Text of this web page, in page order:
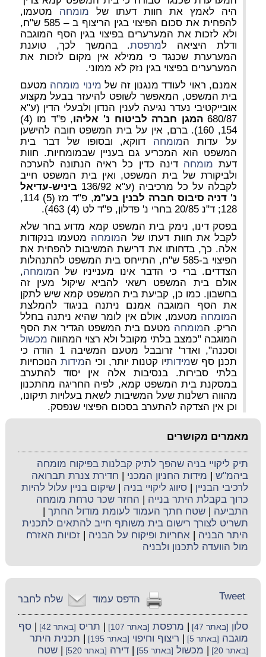
היה לאמץ את חוות דעתו של מומחה מטעמו,
להפחית את סכום הפיצוי בגין הריצוף ב – 585 ש"ח,
ולא לזכות את המערערים בפיצוי בגין הסף המוגבה
ודלת היציאה למרפסת. בהמשך לכך, טוענת
המערערת שכנגד כי ממילא אין מקום לזכות את
המערערים בפיצוי בגין נזק לא ממוני.
אמנם, ראוי לעודד מנגנון זה של מינוי מומחה מטעם
בית המשפט, המאפשר לשופט להיעזר בבעל מקצוע
אובייקטיבי נעדר נגיעה לענין הנדון ולבעלי הדין (ע"א
680/87 המגן חברה לביטוח נ' אליהו
, פ"ד מו (4)
154, 160). ברם, אין על בית המשפט חובה להישען
על עדות המומחה דווקא, ובסופו של דבר בית
המשפט הוא המכריע גם בעניין שבמומחיות. חוות
דעת מומחה דינה כדין כל ראיה הנתונה להערכה
ולביקורת של בית המשפט, ואין בית המשפט חייב
לקבלה על כל מרכיביה (ע"א 136/92
ביניש-עדיאל
נ' דניה סיבוס חברה לבנין בע"מ
, פ"ד מז (5) 114,
128; ד"נ 20/85 בחרי נ' פדלון, פ"ד לט (4) 463).
בפסק דינו, נימק בית המשפט קמא מדוע בחר שלא
לקבל את חוות דעתו של המומחה מטעמו בנקודות
אלה. כך, בדחותו את דרישת המשיבות להפחית את
הפיצוי ב-585 ש"ח, התייחס בית המשפט להתנהלות
הצדדים. ברי כי הדבר אינו מענייניו של המומחה,
אולם בית המשפט רשאי להביא שיקול מעין זה
בחשבון. כמו כן, קביעת בית המשפט קמא שיש לתקן
את הסף המוגבה אמנם ניתנה בניגוד להמלצת
המומחה מטעמו, אולם אין לומר שהיא ניתנה בחלל
הריק. המומחה מטעם בית המשפט הגדיר את הסף
המוגבה "כמצב בלתי מקובל ולא רצוי המהווה מכשול
וסכנה", ואדר' זרובבל מטעם המשיבה 1 הודה כי
תכנן סף שמידותיו קטנות יותר, וכי המידות הנוכחיות
בלתי סבירות. בנסיבות אלה אין יסוד להתערב
במסקנת בית המשפט קמא, לפיה החריגה מהתכנון
מהווה רשלנות שעל המשיבות לשאת בעלויות תיקונו,
וכן אין הצדקה להתערב בסכום הפיצוי שנפסק.
מאמרים מקושרים
תיק ליקויי בניה שהפך לתיק קבלנות בפיקוח מומחה
ביהמ"ש
מידות החניון המכני
חדירת צנרת תברואה
לרכיבי הבניין |סיווג ליקויי בניה |שיקום בניין עלול להיות
כרוך בקבלת היתר בנייה
החזר שכר טרחת מומחה
התביעה |שטח חתך העמוד לעומת מודול החתך
תשריט לצורך רישום בית משותף חייב להתאים לתכנית
היתר הבניה |אחריות ופיקוח על הבניה |זכויות האזרח
מול הוועדה לתכנון ולבניה
שלח לחבר הדפס עמוד Tweet
סלון [באתר 47] מרפסת [באתר 107] תריס [באתר 42] |סף
מוגבה [באתר 5] ריצוף וחיפוי [באתר 195] תכנית היתר
[באתר 20] מכשול [באתר 55] |דירה [באתר 520] |שטח